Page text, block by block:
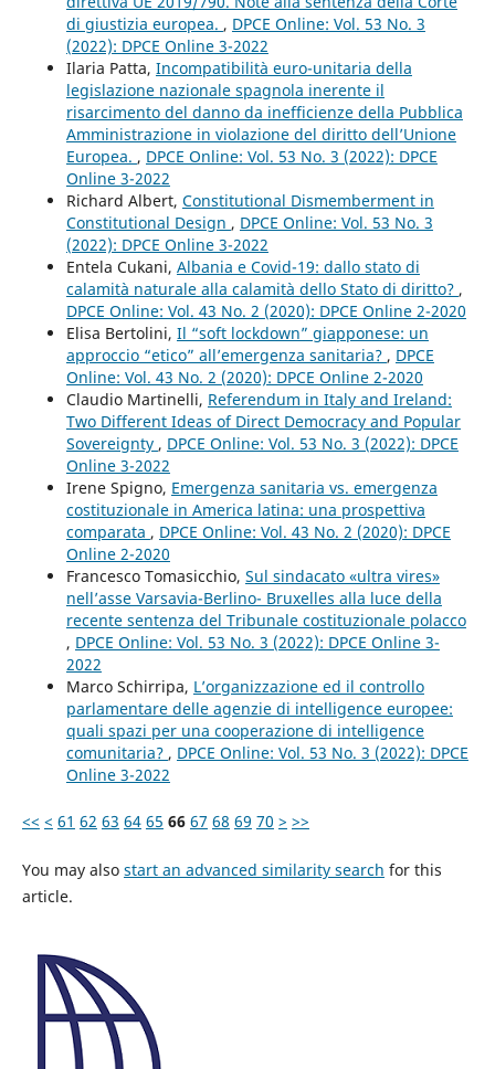
di giustizia europea. , DPCE Online: Vol. 53 No. 3
(2022): DPCE Online 3-2022
Ilaria Patta, Incompatibilità euro-unitaria della
legislazione nazionale spagnola inerente il
risarcimento del danno da inefficienze della Pubblica
Amministrazione in violazione del diritto dell’Unione
Europea. , DPCE Online: Vol. 53 No. 3 (2022): DPCE
Online 3-2022
Richard Albert, Constitutional Dismemberment in
Constitutional Design , DPCE Online: Vol. 53 No. 3
(2022): DPCE Online 3-2022
Entela Cukani, Albania e Covid-19: dallo stato di
calamità naturale alla calamità dello Stato di diritto? ,
DPCE Online: Vol. 43 No. 2 (2020): DPCE Online 2-2020
Elisa Bertolini, Il “soft lockdown” giapponese: un
approccio “etico” all’emergenza sanitaria? , DPCE
Online: Vol. 43 No. 2 (2020): DPCE Online 2-2020
Claudio Martinelli, Referendum in Italy and Ireland:
Two Different Ideas of Direct Democracy and Popular
Sovereignty , DPCE Online: Vol. 53 No. 3 (2022): DPCE
Online 3-2022
Irene Spigno, Emergenza sanitaria vs. emergenza
costituzionale in America latina: una prospettiva
comparata , DPCE Online: Vol. 43 No. 2 (2020): DPCE
Online 2-2020
Francesco Tomasicchio, Sul sindacato «ultra vires»
nell’asse Varsavia-Berlino- Bruxelles alla luce della
recente sentenza del Tribunale costituzionale polacco
, DPCE Online: Vol. 53 No. 3 (2022): DPCE Online 3-
2022
Marco Schirripa, L’organizzazione ed il controllo
parlamentare delle agenzie di intelligence europee:
quali spazi per una cooperazione di intelligence
comunitaria? , DPCE Online: Vol. 53 No. 3 (2022): DPCE
Online 3-2022
<< < 61 62 63 64 65 66 67 68 69 70 > >>
You may also start an advanced similarity search for this
article.